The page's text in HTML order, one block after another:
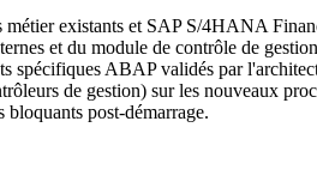
métier existants et SAP S/4HANA
et du module de contrôle de
spécifiques ABAP validés par
de gestion) sur les nouveaux
post-démarrage.